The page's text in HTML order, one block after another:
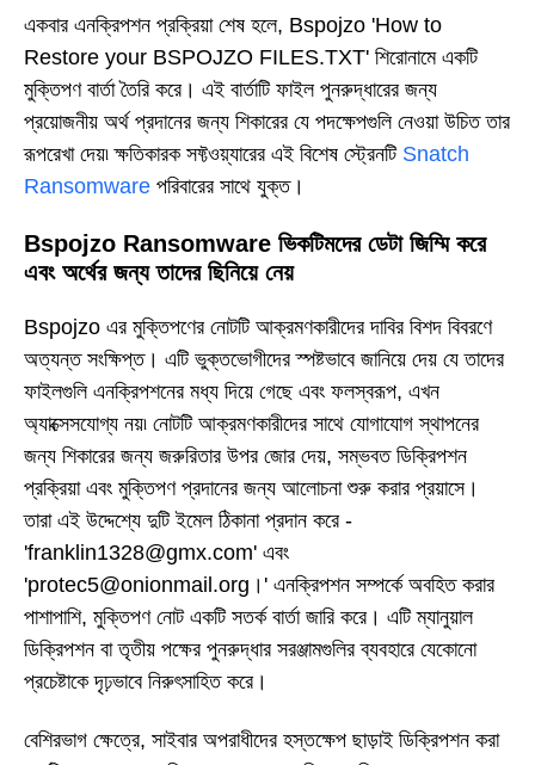
একবার এনক্রিপশন প্রক্রিয়া শেষ হলে, Bspojzo 'How to
Restore your BSPOJZO FILES.TXT' শিরোনামে একটি
মুক্তিপণ বার্তা তৈরি করে। এই বার্তাটি ফাইল পুনরুদ্ধারের জন্য
প্রয়োজনীয় অর্থ প্রদানের জন্য শিকারের যে পদক্ষেপগুলি নেওয়া উচিত তার
রূপরেখা দেয়৷ ক্ষতিকারক সফ্টওয়্যারের এই বিশেষ স্ট্রেনটি Snatch
Ransomware পরিবারের সাথে যুক্ত।
Bspojzo Ransomware ভিকটিমদের ডেটা জিম্মি করে
এবং অর্থের জন্য তাদের ছিনিয়ে নেয়
Bspojzo এর মুক্তিপণের নোটটি আক্রমণকারীদের দাবির বিশদ বিবরণে
অত্যন্ত সংক্ষিপ্ত। এটি ভুক্তভোগীদের স্পষ্টভাবে জানিয়ে দেয় যে তাদের
ফাইলগুলি এনক্রিপশনের মধ্য দিয়ে গেছে এবং ফলস্বরূপ, এখন
অ্যাক্সেসযোগ্য নয়৷ নোটটি আক্রমণকারীদের সাথে যোগাযোগ স্থাপনের
জন্য শিকারের জন্য জরুরিতার উপর জোর দেয়, সম্ভবত ডিক্রিপশন
প্রক্রিয়া এবং মুক্তিপণ প্রদানের জন্য আলোচনা শুরু করার প্রয়াসে।
তারা এই উদ্দেশ্যে দুটি ইমেল ঠিকানা প্রদান করে -
'franklin1328@gmx.com' এবং
'protec5@onionmail.org।' এনক্রিপশন সম্পর্কে অবহিত করার
পাশাপাশি, মুক্তিপণ নোট একটি সতর্ক বার্তা জারি করে। এটি ম্যানুয়াল
ডিক্রিপশন বা তৃতীয় পক্ষের পুনরুদ্ধার সরঞ্জামগুলির ব্যবহারে যেকোনো
প্রচেষ্টাকে দৃঢ়ভাবে নিরুৎসাহিত করে।
বেশিরভাগ ক্ষেত্রে, সাইবার অপরাধীদের হস্তক্ষেপ ছাড়াই ডিক্রিপশন করা